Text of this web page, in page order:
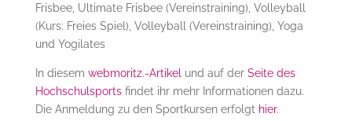
Frisbee, Ultimate Frisbee (Vereinstraining), Volleyball
(Kurs: Freies Spiel), Volleyball (Vereinstraining), Yoga
und Yogilates
In diesem webmoritz.-Artikelund auf der Seite des
Hochschulsportsfindet ihr mehr Informationen dazu.
Die Anmeldung zu den Sportkursen erfolgt hier.